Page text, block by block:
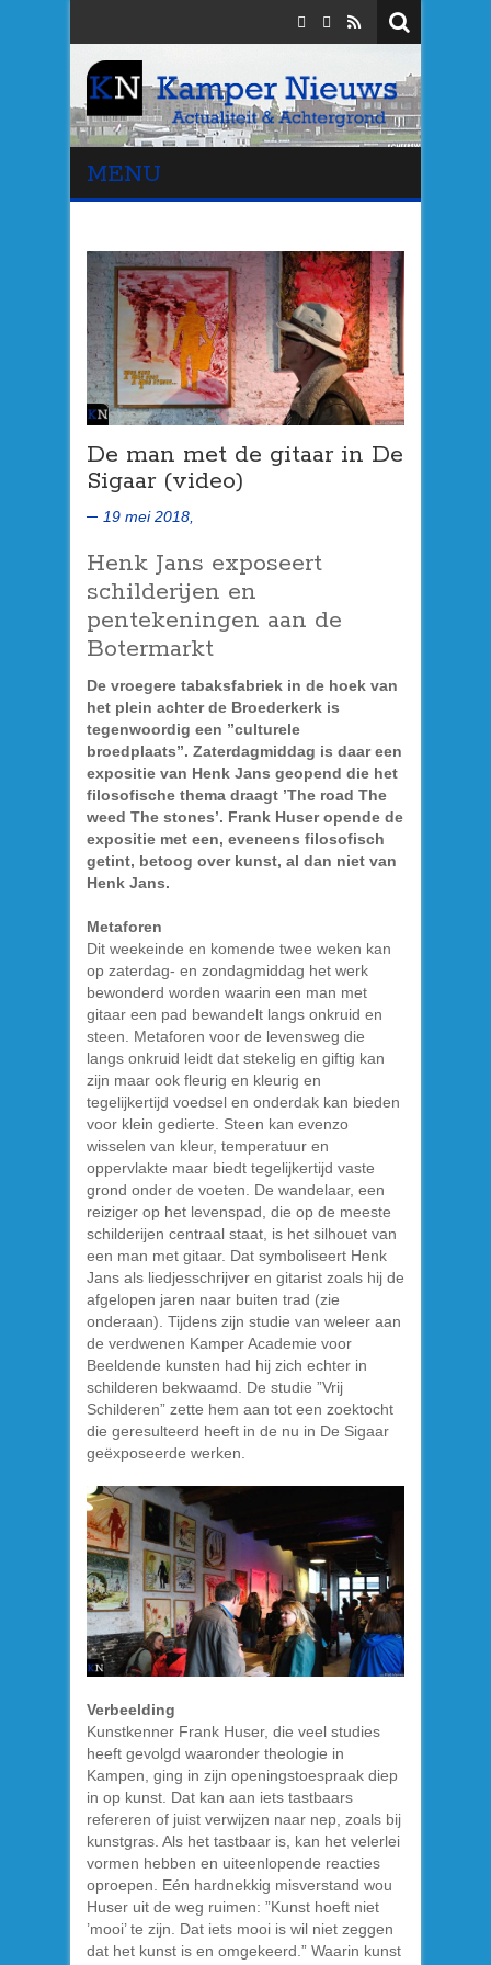
MENU
De man met de gitaar in De
Sigaar (video)
19 mei 2018,
Henk Jans exposeert
schilderijen en
pentekeningen aan de
Botermarkt
De vroegere tabaksfabriek in de hoek van
het plein achter de Broederkerk is
tegenwoordig een ”culturele
broedplaats”. Zaterdagmiddag is daar een
expositie van Henk Jans geopend die het
filosofische thema draagt ’The road The
weed The stones’. Frank Huser opende de
expositie met een, eveneens filosofisch
getint, betoog over kunst, al dan niet van
Henk Jans.
Metaforen
Dit weekeinde en komende twee weken kan
op zaterdag- en zondagmiddag het werk
bewonderd worden waarin een man met
gitaar een pad bewandelt langs onkruid en
steen. Metaforen voor de levensweg die
langs onkruid leidt dat stekelig en giftig kan
zijn maar ook fleurig en kleurig en
tegelijkertijd voedsel en onderdak kan bieden
voor klein gedierte. Steen kan evenzo
wisselen van kleur, temperatuur en
oppervlakte maar biedt tegelijkertijd vaste
grond onder de voeten. De wandelaar, een
reiziger op het levenspad, die op de meeste
schilderijen centraal staat, is het silhouet van
een man met gitaar. Dat symboliseert Henk
Jans als liedjesschrijver en gitarist zoals hij de
afgelopen jaren naar buiten trad (zie
onderaan). Tijdens zijn studie van weleer aan
de verdwenen Kamper Academie voor
Beeldende kunsten had hij zich echter in
schilderen bekwaamd. De studie ”Vrij
Schilderen” zette hem aan tot een zoektocht
die geresulteerd heeft in de nu in De Sigaar
geëxposeerde werken.
Verbeelding
Kunstkenner Frank Huser, die veel studies
heeft gevolgd waaronder theologie in
Kampen, ging in zijn openingstoespraak diep
in op kunst. Dat kan aan iets tastbaars
refereren of juist verwijzen naar nep, zoals bij
kunstgras. Als het tastbaar is, kan het velerlei
vormen hebben en uiteenlopende reacties
oproepen. Eén hardnekkig misverstand wou
Huser uit de weg ruimen: ”Kunst hoeft niet
’mooi’ te zijn. Dat iets mooi is wil niet zeggen
dat het kunst is en omgekeerd.” Waarin kunst